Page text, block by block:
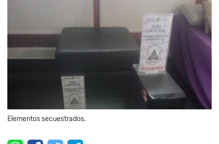
Elementos secuestrados.